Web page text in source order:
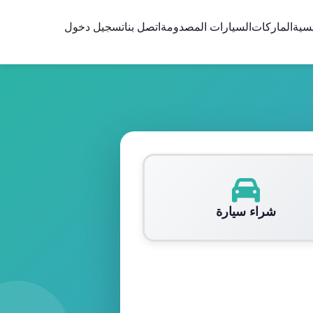
الماركات السيارات المصدومة اتصل بناتسجيل دخول
شراء سيارة